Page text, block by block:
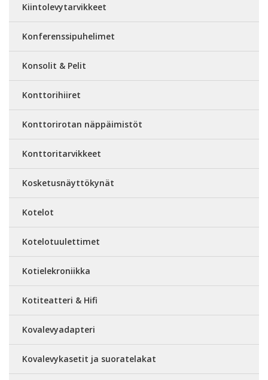
Kiintolevytarvikkeet
Konferenssipuhelimet
Konsolit & Pelit
Konttorihiiret
Konttorirotan näppäimistöt
Konttoritarvikkeet
Kosketusnäyttökynät
Kotelot
Kotelotuulettimet
Kotielekroniikka
Kotiteatteri & Hifi
Kovalevyadapteri
Kovalevykasetit ja suoratelakat